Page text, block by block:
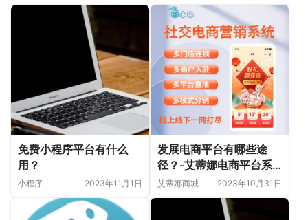
免费小程序平台有什么
用？
小程序 2023年11月1日
发展电商平台有哪些途
径？-艾蒂娜电商平台系
统
艾蒂娜商城 2023年10月31日